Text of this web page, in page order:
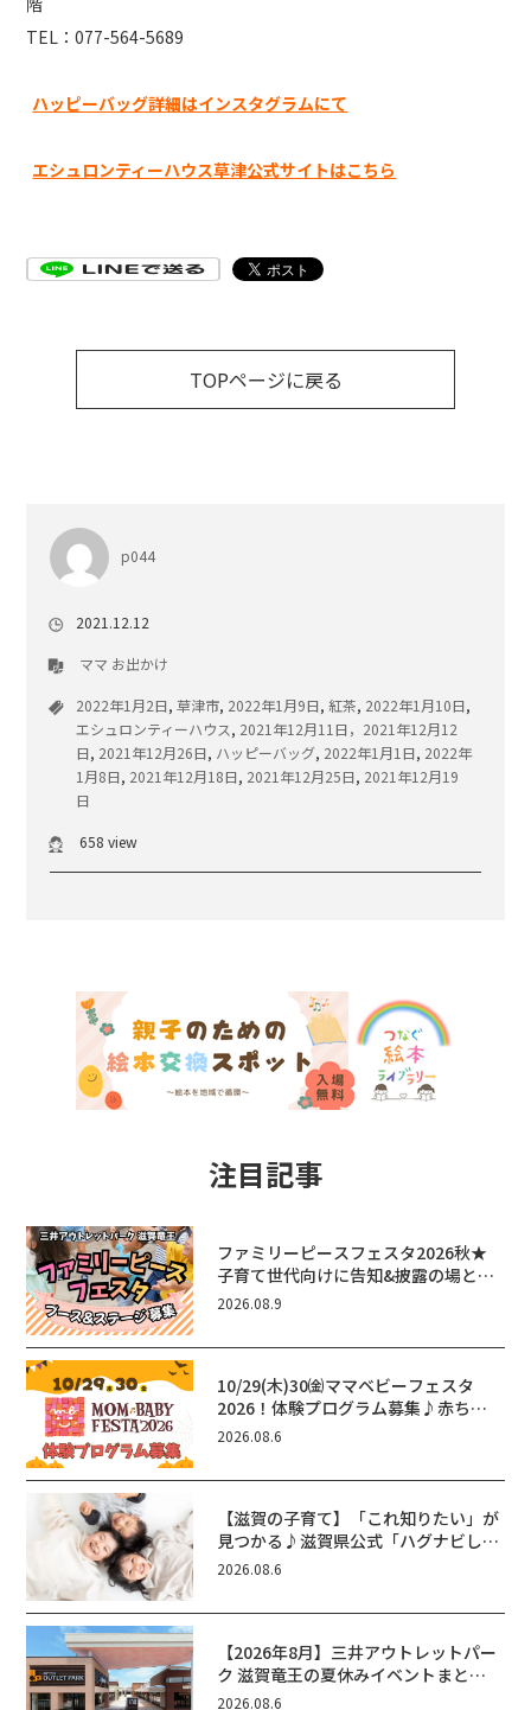
TEL：077-564-5689
ハッピーバッグ詳細はインスタグラムにて
エシュロンティーハウス草津公式サイトはこちら
TOPページに戻る
p044
2021.12.12
ママ お出かけ
2022年1月2日,草津市, 2022年1月9日,紅茶, 2022年1月10日,
エシュロンティーハウス, 2021年12月11日，2021年12月12
日, 2021年12月26日, ハッピーバッグ, 2022年1月1日, 2022年
1月8日, 2021年12月18日, 2021年12月25日, 2021年12月19
日
658 view
注目記事
ファミリーピースフェスタ2026秋★
子育て世代向けに告知&披露の場とし
て♪ステージ又はブース出店しません
2026.08.9
10/29(木)30㈮ママベビーフェスタ
2026！体験プログラム募集♪赤ちゃ
ん向けイベントに出演しませんか？
2026.08.6
【滋賀の子育て】「これ知りたい」が
見つかる♪滋賀県公式「ハグナビし
が」使ってる？おでかけ・制度・子育
2026.08.6
【2026年8月】三井アウトレットパー
ク 滋賀竜王の夏休みイベントまと
め！びしょぬれ水あそび・激辛グル
2026.08.6